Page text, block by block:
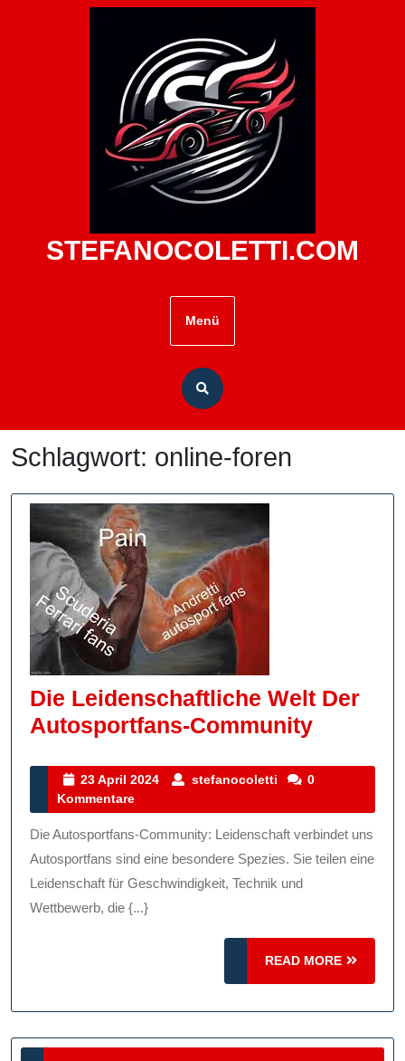
STEFANOCOLETTI.COM
Menü
Schlagwort: online-foren
Die Leidenschaftliche Welt Der
Autosportfans-CommunityDie
Welt
23 April 2024
23
2024
stefanocoletti stefanocoletti
0
Kommentare
Die Autosportfans-Community: Leidenschaft verbindet uns
Autosportfans sind eine besondere Spezies. Sie teilen eine
Leidenschaft für Geschwindigkeit, Technik und
Wettbewerb, die {...}
READ MORE
READ
MORE